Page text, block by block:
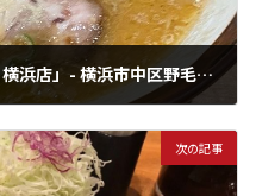
味噌らーめんの王道！「すみれ 横浜店」- 横浜市中区野毛町エリア情報
次の記事